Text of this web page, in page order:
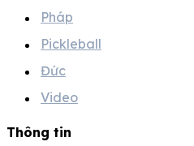
Pháp
Pickleball
Đức
Video
Thông tin